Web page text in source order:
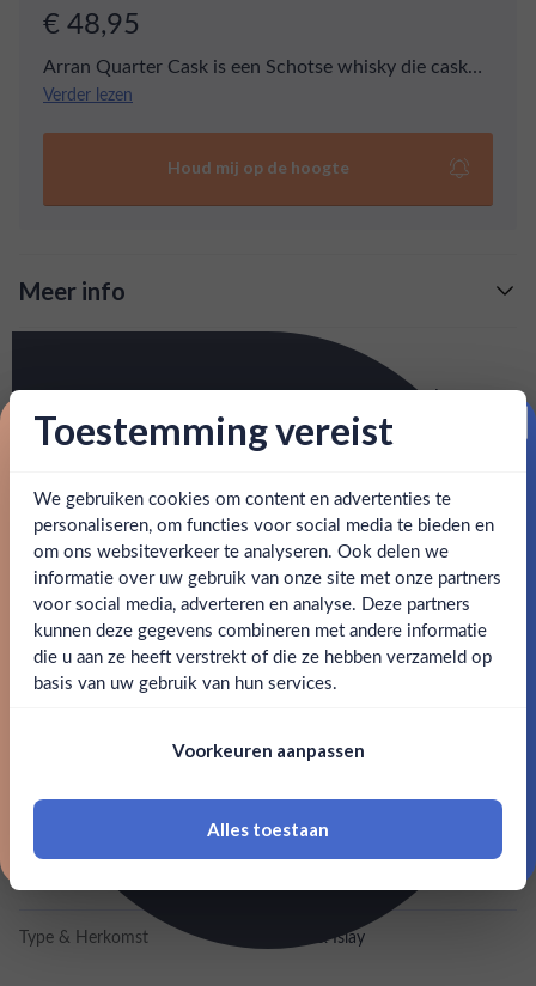
Ben jij 18 jaar of ouder?
Ja Nee
18 jaar of ouder zijn
€ 48,95
Arran Quarter Cask is een Schotse whisky die cask
strength wordt gebotteld. De whisky wordt gemaakt
Verder lezen
Houd mij op de hoogte
Meer info
Snelle levering: voor 15:00, morgen in huis (uitzondering bij
artikel vermeld)
Arran Quarter Cask is een Schotse whisky die cask
strength wordt gebotteld. De whisky wordt gemaakt op
het eiland Arran en heeft een sterk fruitig karakter. Je
SPECIFICATIES
Alcohol 56.20%
Merk The Arran Whisky
Schotland
Type & Herkomst Island & Islay
Toestemming vereist
We gebruiken cookies om content en advertenties te
personaliseren, om functies voor social media te bieden en
om ons websiteverkeer te analyseren. Ook delen we
informatie over uw gebruik van onze site met onze partners
voor social media, adverteren en analyse. Deze partners
kunnen deze gegevens combineren met andere informatie
die u aan ze heeft verstrekt of die ze hebben verzameld op
basis van uw gebruik van hun services.
Voorkeuren aanpassen
Alles toestaan
Proost op je eerste korting!
Schrijf je in en ontvang direct 5% korting op je eerste
bestelling.
Email
Claim mijn korting